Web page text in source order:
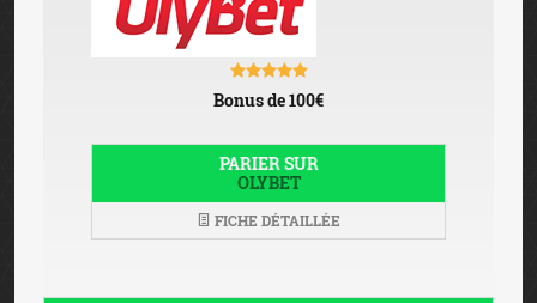
Bonus de 100€
PARIER SUR
OLYBET
FICHE DÉTAILLÉE